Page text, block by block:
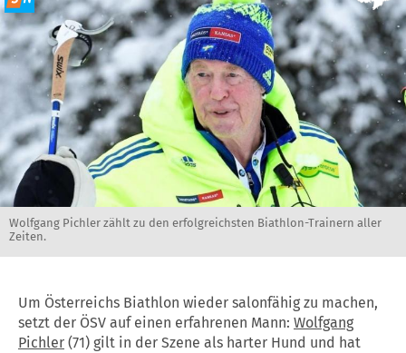
Wolfgang Pichler zählt zu den erfolgreichsten Biathlon-Trainern aller
Zeiten.
Um Österreichs Biathlon wieder salonfähig zu machen,
setzt der ÖSV auf einen erfahrenen Mann: Wolfgang
Pichler (71) gilt in der Szene als harter Hund und hat